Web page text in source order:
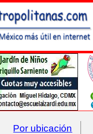
Por ubicación